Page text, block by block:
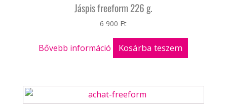
Jáspis freeform 226 g.
6 900 Ft
Bővebb információ Kosárba teszem